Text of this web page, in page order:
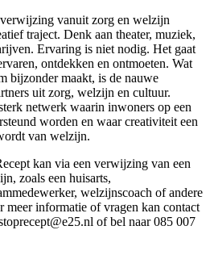
vanuit zorg en welzijn
traject. Denk aan theater, muziek,
Ervaring is niet nodig. Het gaat
ontdekken en ontmoeten. Wat
bijzonder maakt, is de nauwe
uit zorg, welzijn en cultuur.
netwerk waarin inwoners op een
worden en waar creativiteit een
van welzijn.
kan via een verwijzing van een
zoals een huisarts,
welzijnscoach of andere
meer informatie of vragen kan contact
of bel naar 085 007